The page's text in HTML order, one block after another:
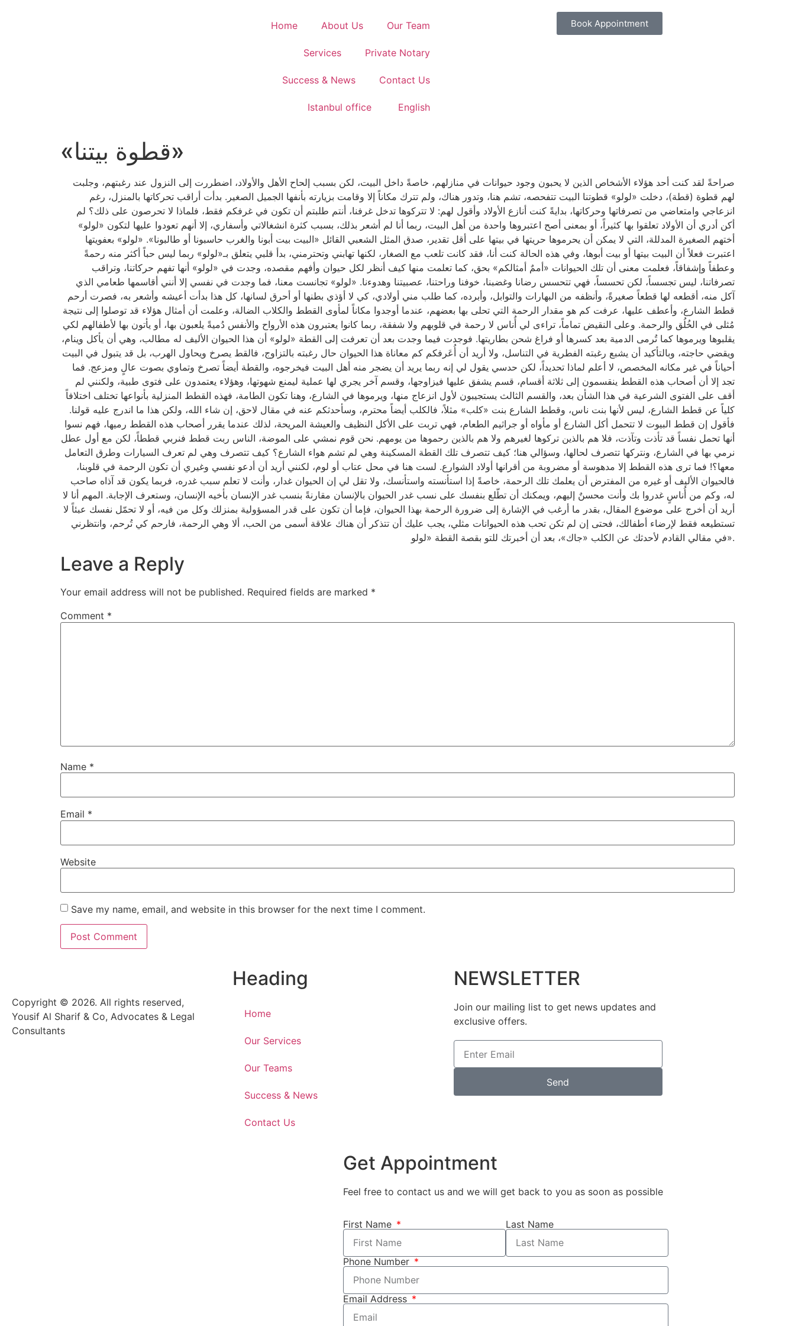
Home About Us Our Team
Services Private Notary
Success & News Contact Us
Istanbul office English
Book Appointment
«قطوة بيتنا»
صراحةً لقد كنت أحد هؤلاء الأشخاص الذين لا يحبون وجود حيوانات في منازلهم، خاصةً داخل البيت، لكن بسبب إلحاح الأهل والأولاد، اضطررت إلى النزول عند رغبتهم، وجلبت
لهم قطوة (قطة)، دخلت «لولو» قطوتنا البيت تتفحصه، تشم هنا، وتدور هناك، ولم تترك مكاناً إلا وقامت بزيارته بأنفها الجميل الصغير. بدأت أراقب تحركاتها بالمنزل، رغم
انزعاجي وامتعاضي من تصرفاتها وحركاتها، بدايةً كنت أنازع الأولاد وأقول لهم: لا تتركوها تدخل غرفنا، أنتم طلبتم أن تكون في غرفكم فقط، فلماذا لا تحرصون على ذلك؟ لم
أكن أدري أن الأولاد تعلقوا بها كثيراً، أو بمعنى أصح اعتبروها واحدة من أهل البيت، ربما أنا لم أشعر بذلك، بسبب كثرة انشغالاتي وأسفاري، إلا أنهم تعودوا عليها لتكون «لولو»
أختهم الصغيرة المدللة، التي لا يمكن أن يحرموها حريتها في بيتها على أقل تقدير، صدق المثل الشعبي القائل «البيت بيت أبونا والغرب حاسبونا أو طالبونا». «لولو» بعفويتها
اعتبرت فعلاً أن البيت بيتها أو بيت أبوها، وفي هذه الحالة كنت أنا، فقد كانت تلعب مع الصغار، لكنها تهابني وتحترمني، بدأ قلبي يتعلق بـ«لولو» ربما ليس حباً أكثر منه رحمةً
وعطفاً وإشفاقاً، فعلمت معنى أن تلك الحيوانات «أممٌ أمثالكم» بحق، كما تعلمت منها كيف أنظر لكل حيوان وأفهم مقصده، وجدت في «لولو» أنها تفهم حركاتنا، وتراقب
تصرفاتنا، ليس تجسساً، لكن تحسساً، فهي تتحسس رضانا وغضبنا، خوفنا وراحتنا، عصبيتنا وهدوءنا. «لولو» تجانست معنا، فما وجدت في نفسي إلا أنني أقاسمها طعامي الذي
آكل منه، أقطعه لها قطعاً صغيرةً، وأنظفه من البهارات والتوابل، وأبرده، كما طلب مني أولادي، كي لا أؤذي بطنها أو أحرق لسانها، كل هذا بدأت أعيشه وأشعر به، فصرت أرحم
قطط الشارع، وأعطف عليها، عرفت كم هو مقدار الرحمة التي تحلى بها بعضهم، عندما أوجدوا مكاناً لمأوى القطط والكلاب الضالة، وعلمت أن أمثال هؤلاء قد توصلوا إلى نتيجة
مُثلى في الخُلُق والرحمة. وعلى النقيض تماماً، تراءى لي أُناس لا رحمة في قلوبهم ولا شفقة، ربما كانوا يعتبرون هذه الأرواح والأنفس دُميةً يلعبون بها، أو يأتون بها لأطفالهم لكي
يقلبوها ويرموها كما تُرمى الدمية بعد كسرها أو فراغ شحن بطاريتها. فوجدت فيما وجدت بعد أن تعرفت إلى القطة «لولو» أن هذا الحيوان الأليف له مطالب، وهي أن يأكل وينام،
ويقضي حاجته، وبالتأكيد أن يشبع رغبته الفطرية في التناسل، ولا أريد أن أُعَرفكم كم معاناة هذا الحيوان حال رغبته بالتزاوج، فالقط يصرخ ويحاول الهرب، بل قد يتبول في البيت
أحياناً في غير مكانه المخصص، لا أعلم لماذا تحديداً، لكن حدسي يقول لي إنه ربما يريد أن يضجر منه أهل البيت فيخرجوه، والقطة أيضاً تصرخ وتماوي بصوت عالٍ ومزعج. فما
تجد إلا أن أصحاب هذه القطط ينقسمون إلى ثلاثة أقسام، قسم يشفق عليها فيزاوجها، وقسم آخر يجري لها عملية ليمنع شهوتها، وهؤلاء يعتمدون على فتوى طبية، ولكنني لم
أقف على الفتوى الشرعية في هذا الشأن بعد، والقسم الثالث يستجيبون لأول انزعاج منها، ويرموها في الشارع، وهنا تكون الطامة، فهذه القطط المنزلية بأنواعها تختلف اختلافاً
كلياً عن قطط الشارع، ليس لأنها بنت ناس، وقطط الشارع بنت «كلب» مثلاً، فالكلب أيضاً محترم، وسأحدثكم عنه في مقال لاحق، إن شاء الله، ولكن هذا ما اندرج عليه قولنا.
فأقول إن قطط البيوت لا تتحمل أكل الشارع أو مأواه أو جراثيم الطعام، فهي تربت على الأكل النظيف والعيشة المريحة، لذلك عندما يقرر أصحاب هذه القطط رميها، فهم نسوا
أنها تحمل نفساً قد تأذت وتآذت، فلا هم بالذين تركوها لغيرهم ولا هم بالذين رحموها من يومهم. نحن قوم نمشي على الموضة، الناس ربت قطط فنربي قططاً، لكن مع أول عطل
نرمي بها في الشارع، ونتركها تتصرف لحالها، وسؤالي هنا؛ كيف تتصرف تلك القطة المسكينة وهي لم تشم هواء الشارع؟ كيف تتصرف وهي لم تعرف السيارات وطرق التعامل
معها؟! فما ترى هذه القطط إلا مدهوسة أو مضروبة من أقرانها أولاد الشوارع. لست هنا في محل عتاب أو لوم، لكنني أريد أن أدعو نفسي وغيري أن تكون الرحمة في قلوبنا،
فالحيوان الأليف أو غيره من المفترض أن يعلمك تلك الرحمة، خاصةً إذا استأنسته واستأنسك، ولا تقل لي إن الحيوان غدار، وأنت لا تعلم سبب غدره، فربما يكون قد آذاه صاحب
له، وكم من أُناسٍ غدروا بك وأنت محسنٌ إليهم، ويمكنك أن تطّلع بنفسك على نسب غدر الحيوان بالإنسان مقارنةً بنسب غدر الإنسان بأخيه الإنسان، وستعرف الإجابة. المهم أنا لا
أريد أن أخرج على موضوع المقال، بقدر ما أرغب في الإشارة إلى ضرورة الرحمة بهذا الحيوان، فإما أن تكون على قدر المسؤولية بمنزلك وكل من فيه، أو لا تحمّل نفسك عبئاً لا
تستطيعه فقط لإرضاء أطفالك، فحتى إن لم تكن تحب هذه الحيوانات مثلي، يجب عليك أن تتذكر أن هناك علاقة أسمى من الحب، ألا وهي الرحمة، فارحم كي تُرحم، وانتظرني
في مقالي القادم لأحدثك عن الكلب «جاك»، بعد أن أخبرتك للتو بقصة القطة «لولو».
Leave a Reply
Your email address will not be published. Required fields are marked *
Comment *
Name *
Email *
Website
Save my name, email, and website in this browser for the next time I comment.
Copyright © 2026. All rights reserved,
Yousif Al Sharif & Co, Advocates & Legal
Consultants
Heading
Home
Our Services
Our Teams
Success & News
Contact Us
NEWSLETTER
Join our mailing list to get news updates and
exclusive offers.
Send
Get Appointment
Feel free to contact us and we will get back to you as soon as possible
First Name Last Name
Phone Number
Email Address